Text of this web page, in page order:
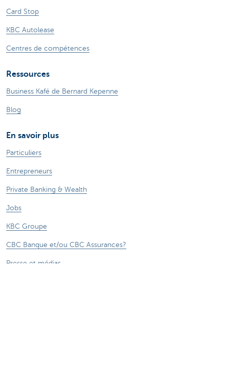
Card Stop
KBC Autolease
Centres de compétences
Ressources
Business Kafé de Bernard Kepenne
Blog
En savoir plus
Particuliers
Entrepreneurs
Private Banking & Wealth
Jobs
KBC Groupe
CBC Banque et/ou CBC Assurances?
Presse et médias